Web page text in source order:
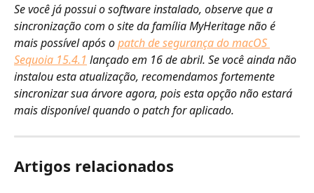
Se você já possui o software instalado, observe que a
sincronização com o site da família MyHeritage não é
mais possível após o ​patch de segurança do macOS
Sequoia 15.4.1 lançado em 16 de abril. Se você ainda não
instalou esta atualização, recomendamos fortemente
sincronizar sua árvore agora, pois esta opção não estará
mais disponível quando o patch for aplicado.
Artigos relacionados